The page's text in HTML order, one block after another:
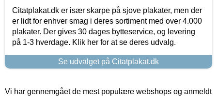
Citatplakat.dk er især skarpe på sjove plakater, men der
er lidt for enhver smag i deres sortiment med over 4.000
plakater. Der gives 30 dages bytteservice, og levering
på 1-3 hverdage. Klik her for at se deres udvalg.
Se udvalget på Citatplakat.dk
Vi har gennemgået de mest populære webshops og anmeldt